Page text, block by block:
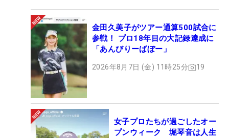
金田久美子がツアー通算500試合に
参戦！ プロ18年目の大記録達成に
「あんびりーばぼー」
2026年8月7日 (金) 11時25分 19
女子プロたちが過ごしたオー
プンウィーク 堀琴音は人生